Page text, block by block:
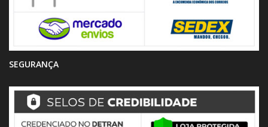
SEGURANÇA